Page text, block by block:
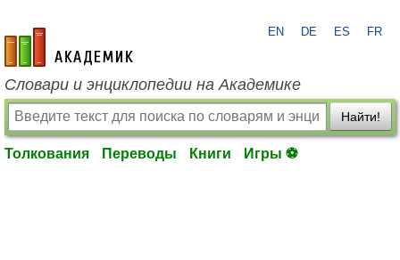
academic.ru
EN DE ES FR
Словари и энциклопедии на Академике
Найти!
Толкования Переводы Книги Игры ⚽